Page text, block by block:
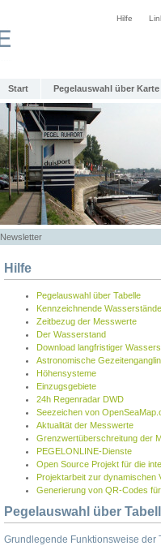
Hilfe
Start Pegelauswahl über Karte
Newsletter
Hilfe
Pegelauswahl über Tabelle
Kennzeichnende
Zeitbezug der Messwerte
Der Wasserstand
Download langfristiger
Astronomische
Höhensysteme
Einzugsgebiete
24h Regenradar DWD
Seezeichen von
Aktualität der Messwerte
Grenzwertüberschreitung der
PEGELONLINE-Dienste
Open Source Projekt für die
Projektarbeit zur dynamischen
Generierung von QR-Codes
Pegelauswahl über
Grundlegende Funktionsweise der